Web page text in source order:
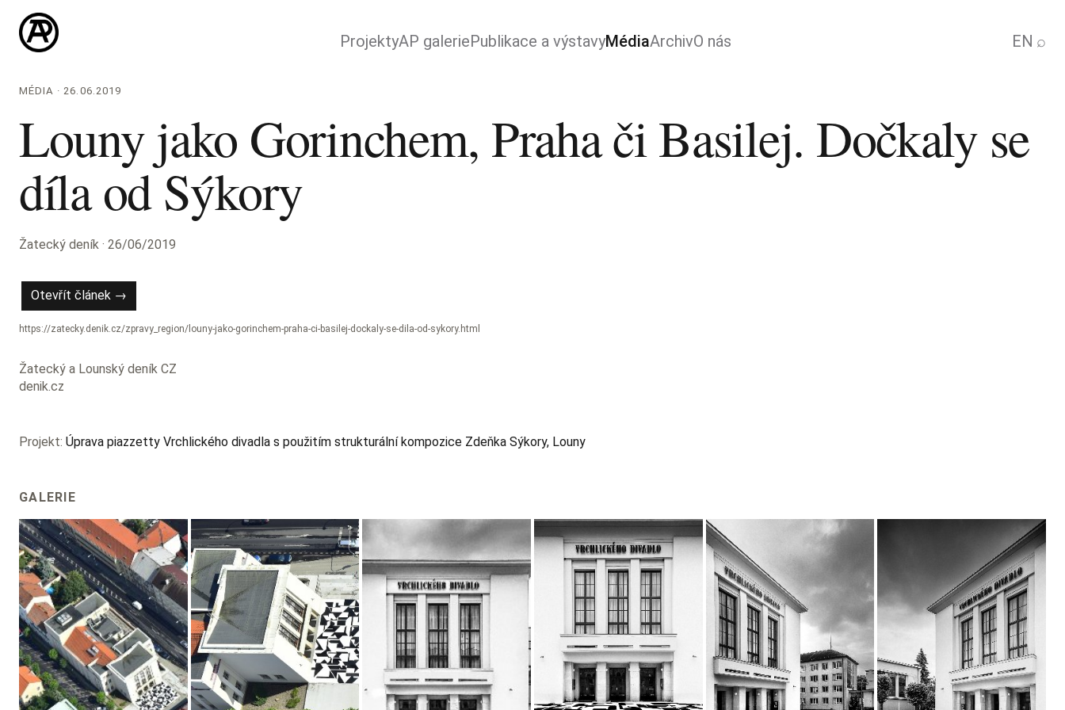
ProjektyAP galeriePublikace a výstavyMédiaArchivO nás EN ⌕
MÉDIA · 26.06.2019
Louny jako Gorinchem, Praha či Basilej. Dočkaly se
díla od Sýkory
Žatecký deník · 26/06/2019
Otevřít článek →
https://zatecky.denik.cz/zpravy_region/louny-jako-gorinchem-praha-ci-basilej-dockaly-se-dila-od-sykory.html
Žatecký a Lounský deník CZ
denik.cz
Projekt: Úprava piazzetty Vrchlického divadla s použitím strukturální kompozice Zdeňka Sýkory, Louny
GALERIE